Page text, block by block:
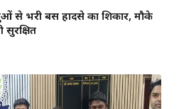
से भरी बस हादसे का शिकार, मौके
सुरक्षित